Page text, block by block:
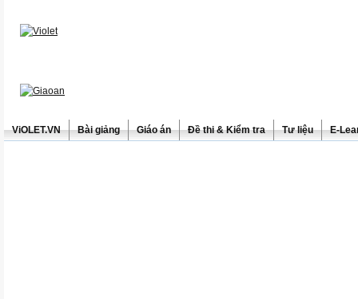
ViOLET.VN Bài giảng Giáo án Đề thi & Kiểm tra Tư liệu E-